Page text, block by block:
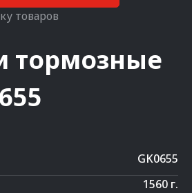
товаров
тормозные
GK0655
1560 г.